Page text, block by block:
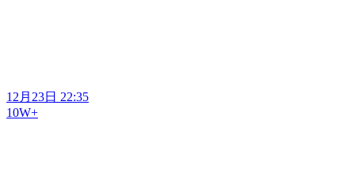
12月23日 22:35
10W+